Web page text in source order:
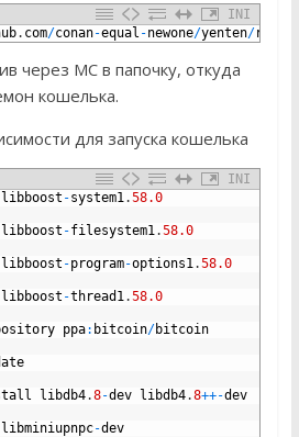
INI
. com/conan-equal -newone/yenten/
через MC в папочку, откуда
кошелька.
для запуска кошелька
INI
libboost -system1.58.0
libboost -filesystem1.58.0
libboost -program-options1.58.0
libboost -thread1.58.0
ppa: bitcoin/bitcoin
libdb4.8-dev libdb4.8++-dev
libminiupnpc-dev